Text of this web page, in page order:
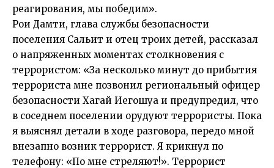
реагирования, мы победим».
Рои Дамти, глава службы безопасности
поселения Сальит и отец троих детей, рассказал
о напряженных моментах столкновения с
террористом: «За несколько минут до прибытия
террориста мне позвонил региональный офицер
безопасности Хагай Иегошуа и предупредил, что
в соседнем поселении орудуют террористы. Пока
я выяснял детали в ходе разговора, передо мной
внезапно возник террорист. Я крикнул по
телефону: «По мне стреляют!». Террорист